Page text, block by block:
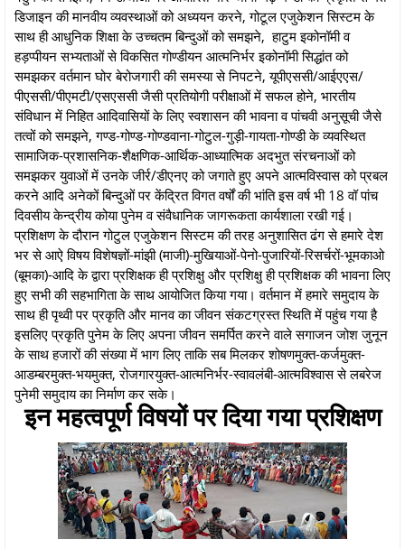
डिजाइन की मानवीय व्यवस्थाओं को अध्ययन करने, गोटूल एजुकेशन सिस्टम के
साथ ही आधुनिक शिक्षा के उच्चतम बिन्दुओं को समझने, हाटुम इकोनॉमी व
हड़प्पीयन सभ्यताओं से विकसित गोण्डीयन आत्मनिर्भर इकोनॉमी सिद्धांत को
समझकर वर्तमान घोर बेरोजगारी की समस्या से निपटने, यूपीएससी/आईएएस/
पीएससी/पीएमटी/एसएससी जैसी प्रतियोगी परीक्षाओं में सफल होने, भारतीय
संविधान में निहित आदिवासियों के लिए स्वशासन की भावना व पांचवी अनुसूची जैसे
तत्वों को समझने, गण्ड-गोण्ड-गोण्डवाना-गोटुल-गुड़ी-गायता-गोण्डी के व्यवस्थित
सामाजिक-प्रशासनिक-शैक्षणिक-आर्थिक-आध्यात्मिक अदभुत संरचनाओं को
समझकर युवाओं में उनके जीर्र/डीएनए को जगाते हुए अपने आत्मविस्वास को प्रबल
करने आदि अनेकों बिन्दुओं पर केंद्रित विगत वर्षों की भांति इस वर्ष भी 18 वॉ पांच
दिवसीय केन्द्रीय कोया पुनेम व संवैधानिक जागरूकता कार्यशाला रखी गई।
प्रशिक्षण के दौरान गोटुल एजुकेशन सिस्टम की तरह अनुशासित ढंग से हमारे देश
भर से आऐ विषय विशेषज्ञों-मांझी (माजी)-मुखियाओं-पेनो-पुजारियों-रिसर्चरों-भूमकाओ
(बूमका)-आदि के द्वारा प्रशिक्षक ही प्रशिक्षु और प्रशिक्षु ही प्रशिक्षक की भावना लिए
हुए सभी की सहभागिता के साथ आयोजित किया गया। वर्तमान में हमारे समुदाय के
साथ ही पृथ्वी पर प्रकृति और मानव का जीवन संकटग्रस्त स्थिति में पहुंच गया है
इसलिए प्रकृति पुनेम के लिए अपना जीवन समर्पित करने वाले सगाजन जोश जुनून
के साथ हजारों की संख्या में भाग लिए ताकि सब मिलकर शोषणमुक्त-कर्जमुक्त-
आडम्बरमुक्त-भयमुक्त, रोजगारयुक्त-आत्मनिर्भर-स्वावलंबी-आत्मविश्वास से लबरेज
पुनेमी समुदाय का निर्माण कर सके।
इन महत्वपूर्ण विषयों पर दिया गया प्रशिक्षण